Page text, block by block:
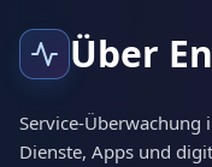
Über
Service-Überwachung
Dienste, Apps und